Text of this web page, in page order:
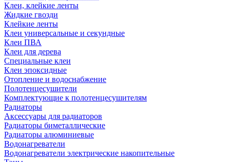
Клеи, клейкие ленты
Жидкие гвозди
Клейкие ленты
Клеи универсальные и секундные
Клеи ПВА
Клеи для дерева
Специальные клеи
Клеи эпоксидные
Отопление и водоснабжение
Полотенцесушители
Комплектующие к полотенцесушителям
Радиаторы
Аксессуары для радиаторов
Радиаторы биметаллические
Радиаторы алюминиевые
Водонагреватели
Водонагреватели электрические накопительные